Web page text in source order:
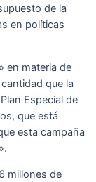
de la
en políticas
en materia de
que la
Especial de
que está
esta campaña
millones de